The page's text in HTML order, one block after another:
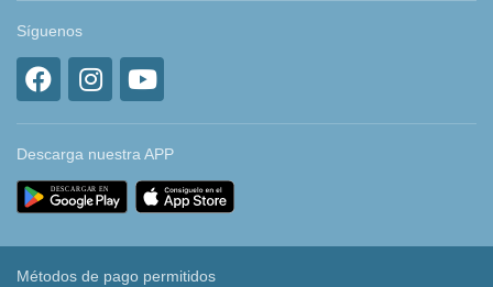
Síguenos
Descarga nuestra APP
Métodos de pago permitidos